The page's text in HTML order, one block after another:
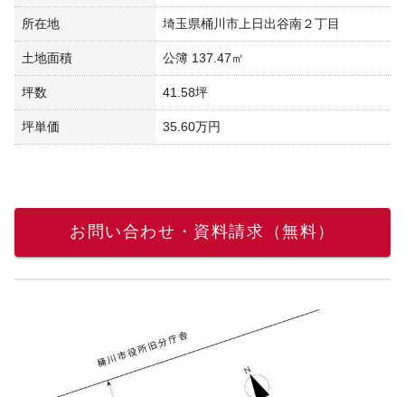
所在地 埼玉県桶川市上日出谷南２丁目
土地面積 公簿 137.47㎡
坪数 41.58坪
坪単価 35.60万円
お問い合わせ・資料請求（無料）